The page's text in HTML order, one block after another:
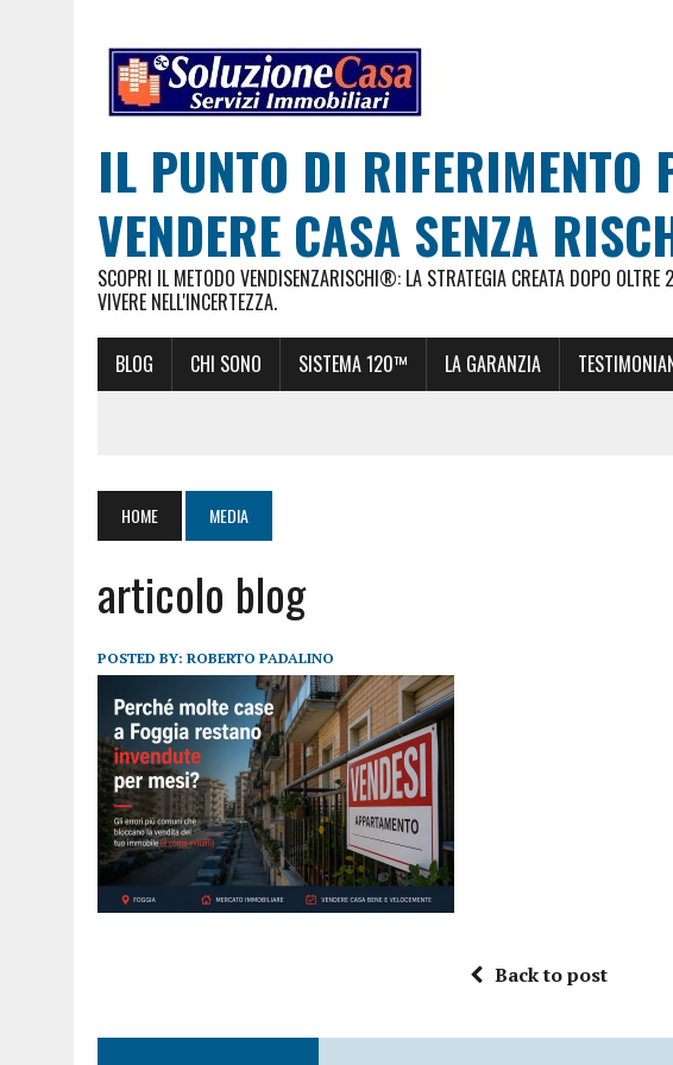
IL PUNTO DI RIFERIMENTO
VENDERE CASA SENZA
SCOPRI IL METODO VENDISENZARISCHI®: LA STRATEGIA CREATA DOPO
VIVERE NELL'INCERTEZZA.
BLOG CHI SONO SISTEMA 120™ LA GARANZIA
HOME MEDIA
articolo blog
POSTED BY: ROBERTO PADALINO
Back to post